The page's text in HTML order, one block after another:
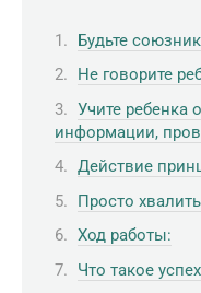
Будьте
Не говорите
Учите ребенка
информации,
Действие
Просто
Ход работы:
Что такое